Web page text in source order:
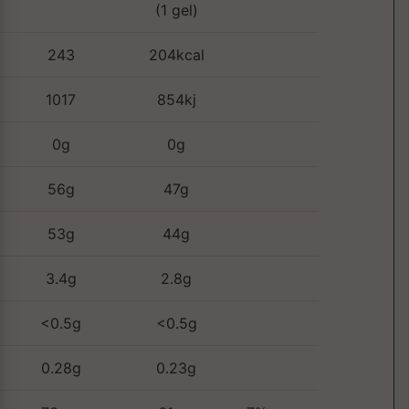
(1 gel)
243 204kcal
1017 854kj
0g 0g
56g 47g
53g 44g
3.4g 2.8g
<0.5g <0.5g
0.28g 0.23g